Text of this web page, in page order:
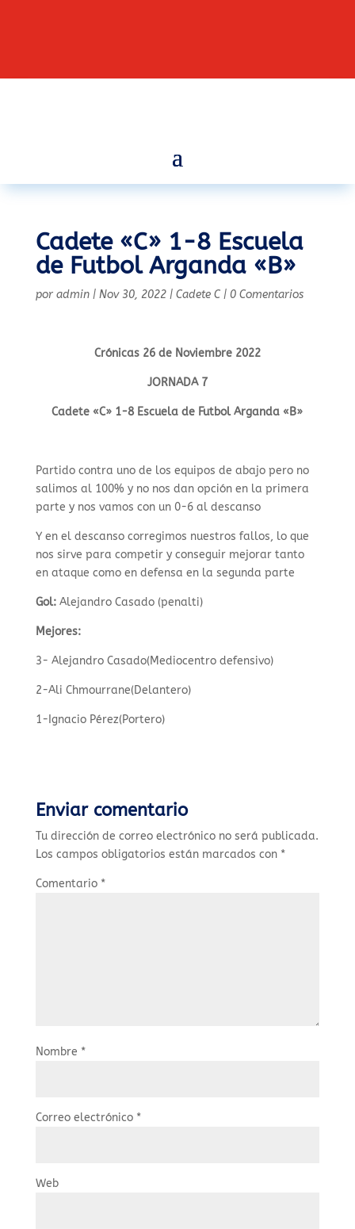
Cadete «C» 1-8 Escuela
de Futbol Arganda «B»
por admin| Nov 30, 2022| Cadete C| 0 Comentarios
Crónicas 26 de Noviembre 2022
JORNADA 7
Cadete «C» 1-8 Escuela de Futbol Arganda «B»
Partido contra uno de los equipos de abajo pero no
salimos al 100% y no nos dan opción en la primera
parte y nos vamos con un 0-6 al descanso
Y en el descanso corregimos nuestros fallos, lo que
nos sirve para competir y conseguir mejorar tanto
en ataque como en defensa en la segunda parte
Gol:Alejandro Casado (penalti)
Mejores:
3- Alejandro Casado(Mediocentro defensivo)
2-Ali Chmourrane(Delantero)
1-Ignacio Pérez(Portero)
Enviar comentario
Tu dirección de correo electrónico no será publicada.
Los campos obligatorios están marcados con *
Comentario *
Nombre *
Correo electrónico *
Web